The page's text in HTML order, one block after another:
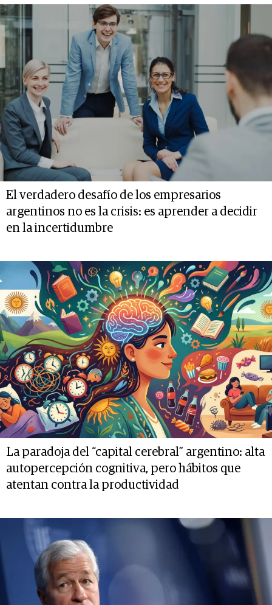
El verdadero desafío de los empresarios
argentinos no es la crisis: es aprender a decidir
en la incertidumbre
La paradoja del “capital cerebral” argentino: alta
autopercepción cognitiva, pero hábitos que
atentan contra la productividad